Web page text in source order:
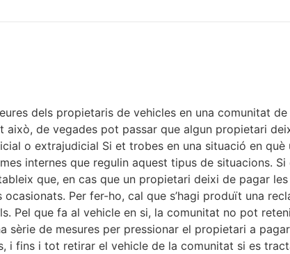
dels propietaris de vehicles en una comunitat
de vegades pot passar que algun propietari
o extrajudicial Si et trobes en una situació en
internes que regulin aquest tipus de situacions. Si
que, en cas que un propietari deixi de pagar
Per fer-ho, cal que s’hagi produït una
que fa al vehicle en si, la comunitat no pot
de mesures per pressionar el propietari a
i fins i tot retirar el vehicle de la comunitat si es